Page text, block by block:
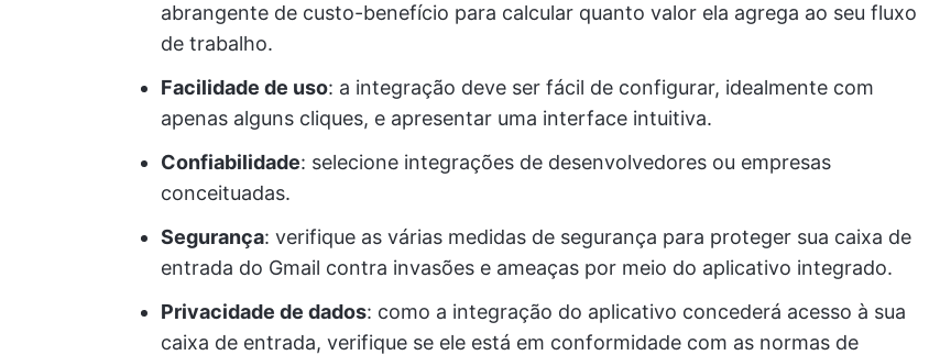
abrangente de custo-benefício para calcular quanto valor ela agrega ao seu fluxo
de trabalho.
Facilidade de uso: a integração deve ser fácil de configurar, idealmente com
apenas alguns cliques, e apresentar uma interface intuitiva.
Confiabilidade: selecione integrações de desenvolvedores ou empresas
conceituadas.
Segurança: verifique as várias medidas de segurança para proteger sua caixa de
entrada do Gmail contra invasões e ameaças por meio do aplicativo integrado.
Privacidade de dados: como a integração do aplicativo concederá acesso à sua
caixa de entrada, verifique se ele está em conformidade com as normas de